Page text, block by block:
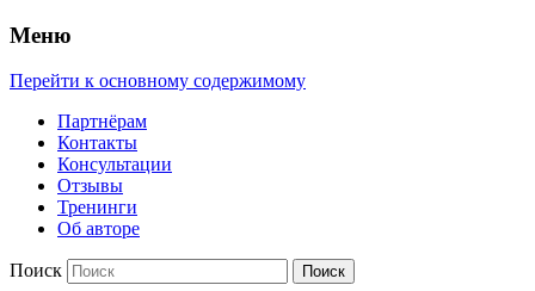
Меню
Перейти к основному содержимому
Партнёрам
Контакты
Консультации
Отзывы
Тренинги
Об авторе
Поиск